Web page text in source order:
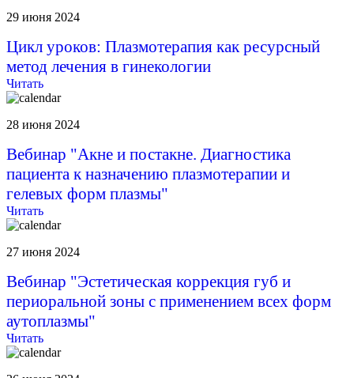
29 июня 2024
Цикл уроков: Плазмотерапия как ресурсный
метод лечения в гинекологии
Читать
28 июня 2024
Вебинар "Акне и постакне. Диагностика
пациента к назначению плазмотерапии и
гелевых форм плазмы"
Читать
27 июня 2024
Вебинар "Эстетическая коррекция губ и
периоральной зоны с применением всех форм
аутоплазмы"
Читать